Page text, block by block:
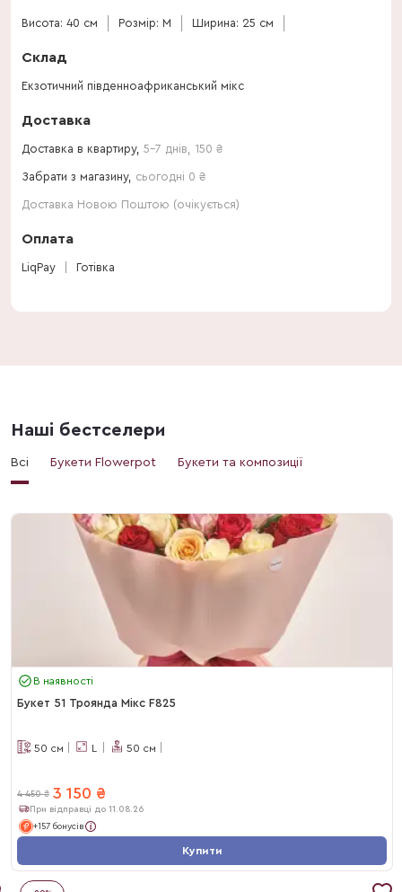
Висота: 40 см Розмір: M Ширина: 25 см
Склад
Екзотичний південноафриканський мікс
Доставка
Доставка в квартиру, 5-7 днів 150 ₴
Забрати з магазину, сьогодні 0 ₴
Доставка Новою Поштою (очікується)
Оплата
LiqPay Готівка
Наші бестселери
Всі Букети Flowerpot Букети та композиції
В наявності
Букет 51 Троянда Мікс F825
50 см L 50 см
4 450 ₴ 3 150 ₴
При відправці до 11.08.26
+157 бонусів
Купити